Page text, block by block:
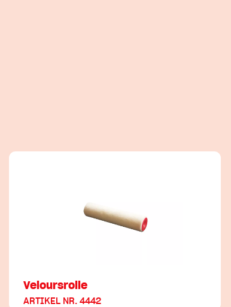
Veloursrolle
ARTIKEL NR. 4442